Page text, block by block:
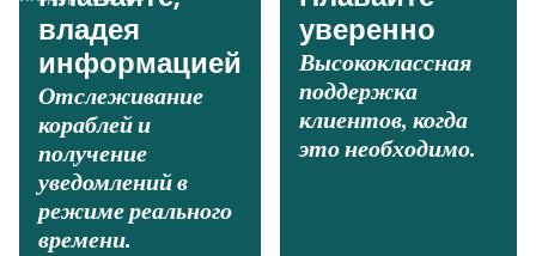
владея
информацией
Отслеживание
кораблей и
получение
уведомлений в
режиме реального
времени.
уверенно
Высококлассная
поддержка
клиентов, когда
это необходимо.